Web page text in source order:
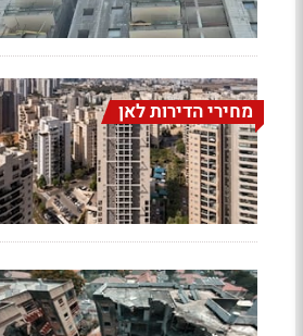
מחירי הדירות לאן